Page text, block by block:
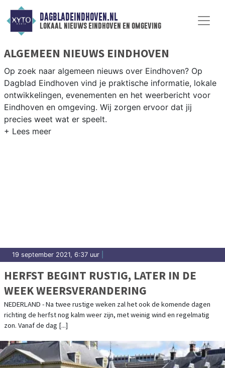
DAGBLADEINDHOVEN.NL
lokaal nieuws eindhoven en omgeving
ALGEMEEN NIEUWS EINDHOVEN
Op zoek naar algemeen nieuws over Eindhoven? Op
Dagblad Eindhoven vind je praktische informatie, lokale
ontwikkelingen, evenementen en het weerbericht voor
Eindhoven en omgeving. Wij zorgen ervoor dat jij
precies weet wat er speelt.
19 september 2021, 6:37 uur
HERFST BEGINT RUSTIG, LATER IN DE
WEEK WEERSVERANDERING
NEDERLAND - Na twee rustige weken zal het ook de komende dagen
richting de herfst nog kalm weer zijn, met weinig wind en regelmatig
zon. Vanaf de dag [...]